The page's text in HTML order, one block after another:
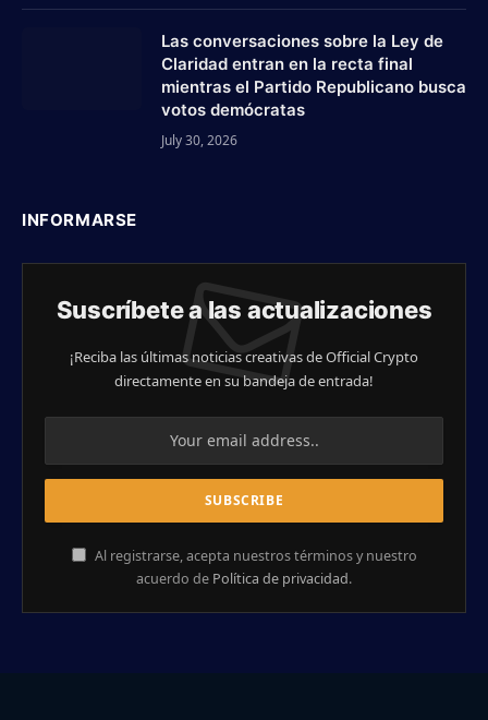
Las conversaciones sobre la Ley de
Claridad entran en la recta final
mientras el Partido Republicano busca
votos demócratas
July 30, 2026
INFORMARSE
Suscríbete a las actualizaciones
¡Reciba las últimas noticias creativas de Official Crypto
directamente en su bandeja de entrada!
Al registrarse, acepta nuestros términos y nuestro
acuerdo de Política de privacidad.